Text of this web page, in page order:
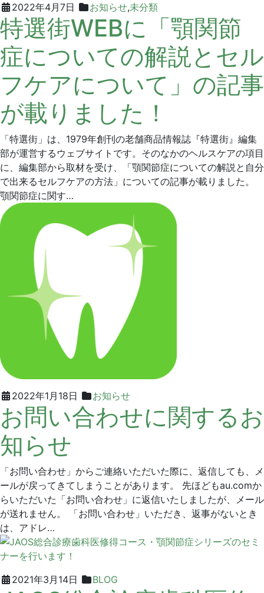
2022年4月7日 お知らせ,未分類2022
年
月
7
日
グ
リ
ン
デ
ン
タ
リ
ニ
ッ
ク
特選街WEBに「顎関節
症についての解説とセル
フケアについて」の記事
が載りました！
「特選街」は、1979年創刊の老舗商品情報誌『特選街』編集
部が運営するウェブサイトです。そのなかのヘルスケアの項目
に、編集部から取材を受け、「顎関節症についての解説と自分
で出来るセルフケアの方法」についての記事が載りました。
顎関節症に関す…
2022年1月18日 お知らせ2022
年
1
日
グ
リ
ー
ン
タ
ル
ク
ニ
お問い合わせに関するお
知らせ
「お問い合わせ」からご連絡いただいた際に、返信しても、メ
ールが戻ってきてしまうことがあります。 先ほどもau.comか
らいただいた「お問い合わせ」に返信いたしましたが、メール
が送れません。 「お問い合わせ」いただき、返事がないとき
は、アドレ…
2021年3月14日 BLOG